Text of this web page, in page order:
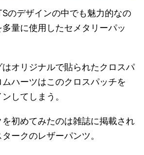
のデザインの中でも魅力的なの
量に使用したセメタリーパッ
オリジナルで貼られたクロスパ
ハーツはこのクロスパッチを
してしまう。
初めてみたのは雑誌に掲載され
ークのレザーパンツ。